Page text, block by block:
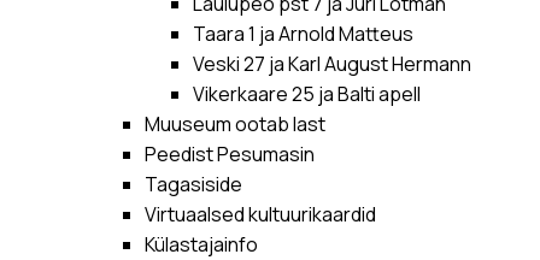
Taara 1 ja Arnold Matteus
Veski 27 ja Karl August Hermann
Vikerkaare 25 ja Balti apell
Muuseum ootab last
Peedist Pesumasin
Tagasiside
Virtuaalsed kultuurikaardid
Külastajainfo